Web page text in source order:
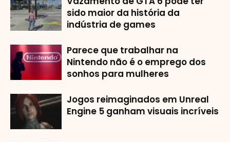
sido maior da história da
indústria de games
Parece que trabalhar na
Nintendo não é o emprego dos
sonhos para mulheres
Jogos reimaginados em Unreal
Engine 5 ganham visuais incríveis